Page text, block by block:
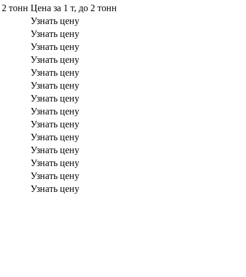
2 тонн Цена за 1 т, до 2 тонн
Узнать цену
Узнать цену
Узнать цену
Узнать цену
Узнать цену
Узнать цену
Узнать цену
Узнать цену
Узнать цену
Узнать цену
Узнать цену
Узнать цену
Узнать цену
Узнать цену